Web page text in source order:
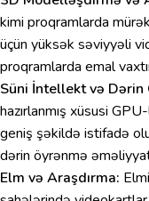
kimi proqramlarda
üçün yüksək səviyyəli
proqramlarda emal
Süni İntellekt və Dərin
hazırlanmış xüsusi
geniş şəkildə istifadə
dərin öyrənmə
Elm və Araşdırma: